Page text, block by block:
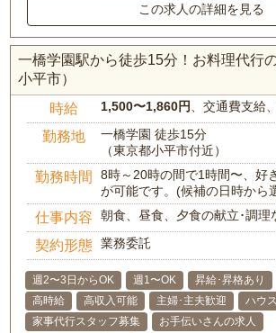
この求人の詳細を見る
一橋学園駅から徒歩15分！お料理代行
小平市）
時給 1,500〜1,860円 、交通費支給
勤務地
一橋学園 徒歩15分
（東京都小平市付近）
勤務時間
8時～20時の間で1時間〜、好
が可能です。(候補の日時から
仕事内容 朝食、昼食、夕食の献立･調理
契約形態 業務委託
週2〜3日からOK 週1〜OK 昇給･昇格あり
高時給
高収入可能 主婦･主夫歓迎
ハウ
家事代行スタッフ募集
お手伝いさんの求人